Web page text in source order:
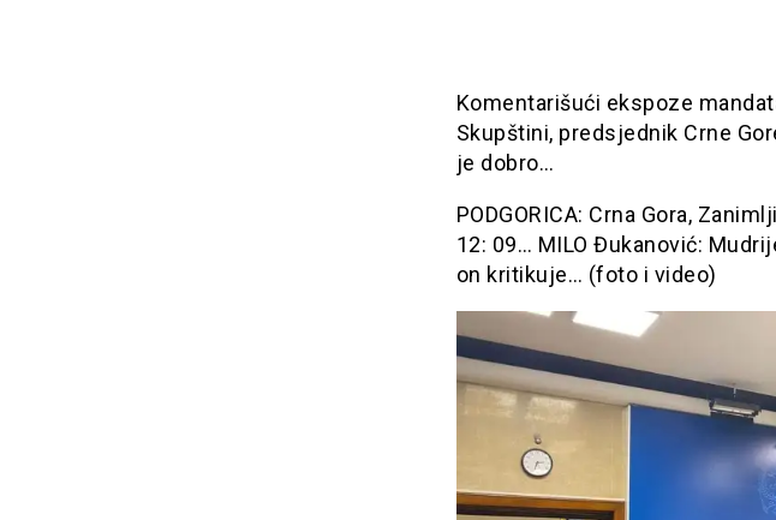
Komentarišući ekspoze
Skupštini, predsjednik Crne
je dobro…
PODGORICA: Crna Gora,
12: 09… MILO Đukanović:
on kritikuje… (foto i video)